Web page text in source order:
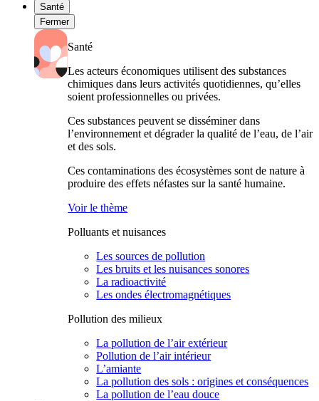
Santé
Fermer
Santé
Les acteurs économiques utilisent des substances
chimiques dans leurs activités quotidiennes, qu’elles
soient professionnelles ou privées.
Ces substances peuvent se disséminer dans
l’environnement et dégrader la qualité de l’eau, de l’air
et des sols.
Ces contaminations des écosystèmes sont de nature à
produire des effets néfastes sur la santé humaine.
Voir le thème
Polluants et nuisances
Les sources de pollution
Les bruits et les nuisances sonores
La radioactivité
Les ondes électromagnétiques
Pollution des milieux
La pollution de l’air extérieur
Pollution de l’air intérieur
L’amiante
La pollution des sols : origines et conséquences
La pollution de l’eau douce